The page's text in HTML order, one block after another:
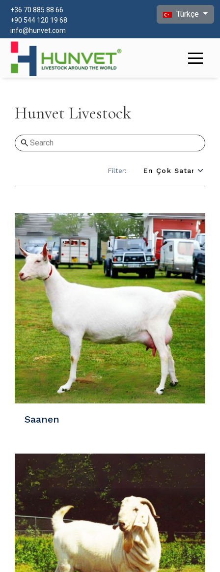
+36 70 885 88 66
+90 544 120 19 68
info@hunvet.com
Dilinizi seçin
Türkçe
Hunvet Livestock
Filter:
Detaylar
Saanen
Detaylar